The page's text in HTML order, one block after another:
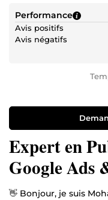
Performance
Avis positifs
Avis négatifs
Expert en
Google Ads
👋 Bonjour, je suis